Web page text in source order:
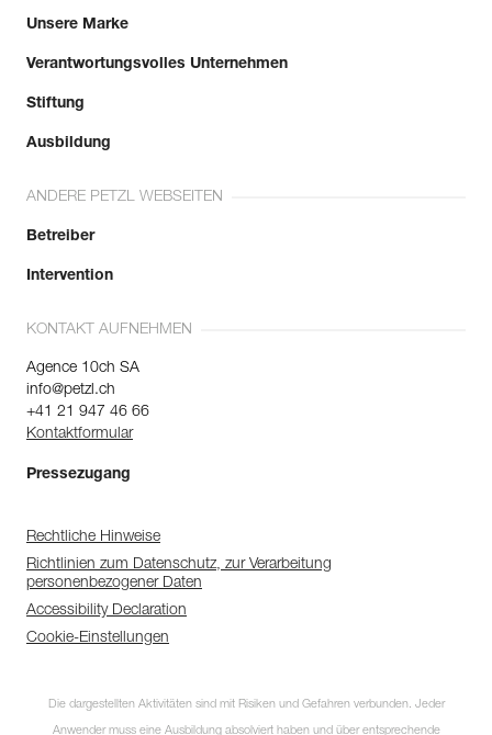
Unsere Marke
Verantwortungsvolles Unternehmen
Stiftung
Ausbildung
ANDERE PETZL WEBSEITEN
Betreiber
Intervention
KONTAKT AUFNEHMEN
Agence 10ch SA
info@petzl.ch
+41 21 947 46 66
Kontaktformular
Pressezugang
Rechtliche Hinweise
Richtlinien zum Datenschutz, zur Verarbeitung
personenbezogener Daten
Accessibility Declaration
Cookie-Einstellungen
Die dargestellten Aktivitäten sind mit Risiken und Gefahren verbunden. Jeder
Anwender muss eine Ausbildung absolviert haben und über entsprechende